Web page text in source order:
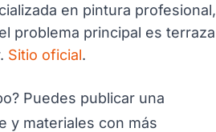
en pintura profesional,
problema principal es terraza
Sitio oficial.
Puedes publicar una
y materiales con más